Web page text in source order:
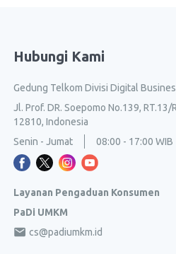
Hubungi Kami
Gedung Telkom Divisi Digital
Jl. Prof. DR. Soepomo No.139,
12810, Indonesia
Senin - Jumat
08:00 - 17:00 WIB
Layanan Pengaduan Konsumen
PaDi UMKM
cs@padiumkm.id